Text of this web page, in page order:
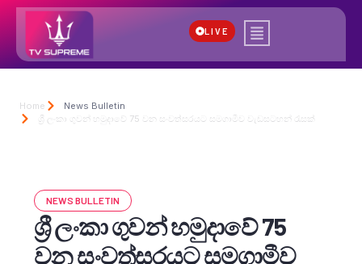
LIVE
Home
News Bulletin
ශ්‍රී ලංකා ගුවන් හමුදාවේ 75 වන සංවත්සරයට සමගාමීව වැඩසටහන් රැසක්
NEWS BULLETIN
ශ්‍රී ලංකා ගුවන් හමුදාවේ 75
වන සංවත්සරයට සමගාමීව